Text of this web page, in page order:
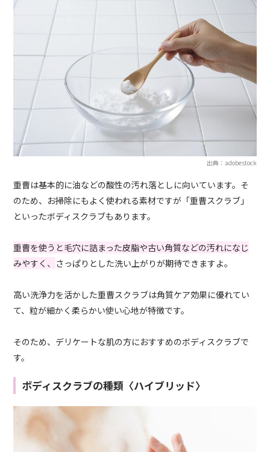
出典：adobestock
重曹は基本的に油などの酸性の汚れ落としに向いています。そ
のため、お掃除にもよく使われる素材ですが「重曹スクラブ」
といったボディスクラブもあります。
重曹を使うと毛穴に詰まった皮脂や古い角質などの汚れになじ
みやすく、 さっぱりとした洗い上がりが期待できますよ。
高い洗浄力を活かした重曹スクラブは角質ケア効果に優れてい
て、粒が細かく柔らかい使い心地が特徴です。
そのため、デリケートな肌の方におすすめのボディスクラブで
す。
ボディスクラブの種類〈ハイブリッド〉